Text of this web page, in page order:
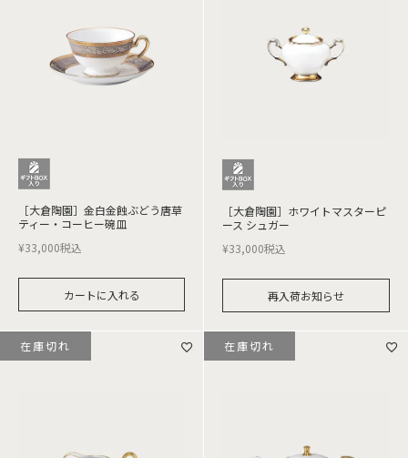
［大倉陶園］金白金蝕ぶどう唐草
ティー・コーヒー碗皿
¥33,000税込
カートに入れる
［大倉陶園］ホワイトマスターピ
ース シュガー
¥33,000税込
再入荷お知らせ
在庫切れ 在庫切れ